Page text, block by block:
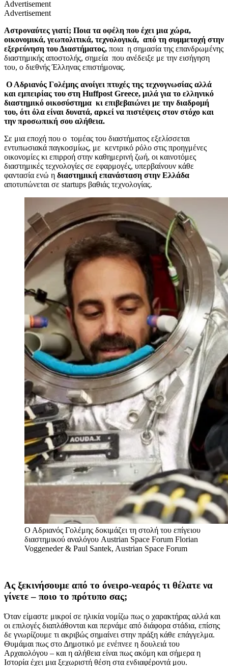
Advertisement
Advertisement
Αστροναύτες γιατί; Ποια τα οφέλη που έχει μια χώρα,
οικονομικά, γεωπολιτικά, τεχνολογικά, από τη συμμετοχή στην
εξερεύνηση του Διαστήματος, ποια η σημασία της επανδρωμένης
διαστημικής αποστολής, σημεία που ανέδειξε με την εισήγηση
του, ο διεθνής Έλληνας επιστήμονας.
Ο Αδριανός Γολέμης ανοίγει πτυχές της τεχνογνωσίας αλλά
και εμπειρίας του στη Huffpost Greece, μιλά για το ελληνικό
διαστημικό οικοσύστημα κι επιβεβαιώνει με την διαδρομή
του, ότι όλα είναι δυνατά, αρκεί να πιστέψεις στον στόχο και
την προσωπική σου αλήθεια.
Σε μια εποχή που ο τομέας του διαστήματος εξελίσσεται
εντυπωσιακά παγκοσμίως, με κεντρικό ρόλο στις προηγμένες
οικονομίες κι επιρροή στην καθημερινή ζωή, οι καινοτόμες
διαστημικές τεχνολογίες σε εφαρμογές, υπερβαίνουν κάθε
φαντασία ενώ η διαστημική επανάσταση στην Ελλάδα
αποτυπώνεται σε startups βαθιάς τεχνολογίας.
Ο Αδριανός Γολέμης δοκιμάζει τη στολή του επίγειου
διαστημικού αναλόγου Austrian Space Forum Florian
Voggeneder & Paul Santek, Austrian Space Forum
Aς ξεκινήσουμε από το όνειρο-νεαρός τι θέλατε να
γίνετε – ποιο το πρότυπο σας;
Όταν είμαστε μικροί σε ηλικία νομίζω πως ο χαρακτήρας αλλά και
οι επιλογές διαπλάθονται και περνάμε από διάφορα στάδια, επίσης
δε γνωρίζουμε τι ακριβώς σημαίνει στην πράξη κάθε επάγγελμα.
Θυμάμαι πως στο Δημοτικό με ενέπνεε η δουλειά του
Αρχαιολόγου – και η αλήθεια είναι πως ακόμη και σήμερα η
Ιστορία έχει μια ξεχωριστή θέση στα ενδιαφέροντά μου.